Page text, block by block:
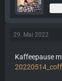
29. Mai 2022
Kaffeepause